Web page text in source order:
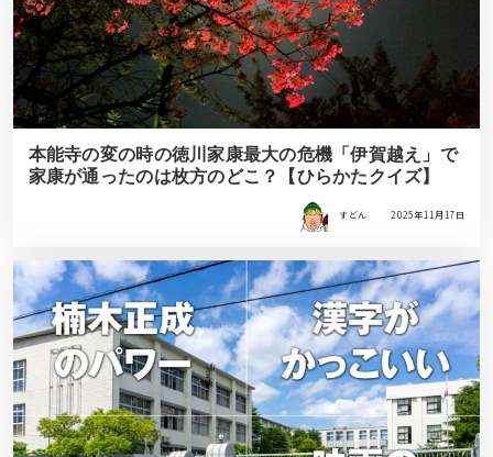
本能寺の変の時の徳川家康最大の危機「伊賀越え」で
家康が通ったのは枚方のどこ？【ひらかたクイズ】
すどん 2025年11月17日